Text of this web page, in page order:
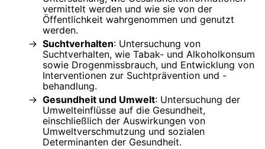
vermittelt werden und wie sie von der
Öffentlichkeit wahrgenommen und genutzt
werden.
Suchtverhalten: Untersuchung von
Suchtverhalten, wie Tabak- und Alkoholkonsum
sowie Drogenmissbrauch, und Entwicklung von
Interventionen zur Suchtprävention und -
behandlung.
Gesundheit und Umwelt: Untersuchung der
Umwelteinflüsse auf die Gesundheit,
einschließlich der Auswirkungen von
Umweltverschmutzung und sozialen
Determinanten der Gesundheit.